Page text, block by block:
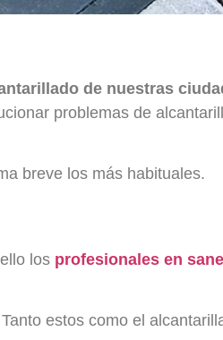
de nuestras
problemas de
breve los más habituales.
los profesionales en
estos como el